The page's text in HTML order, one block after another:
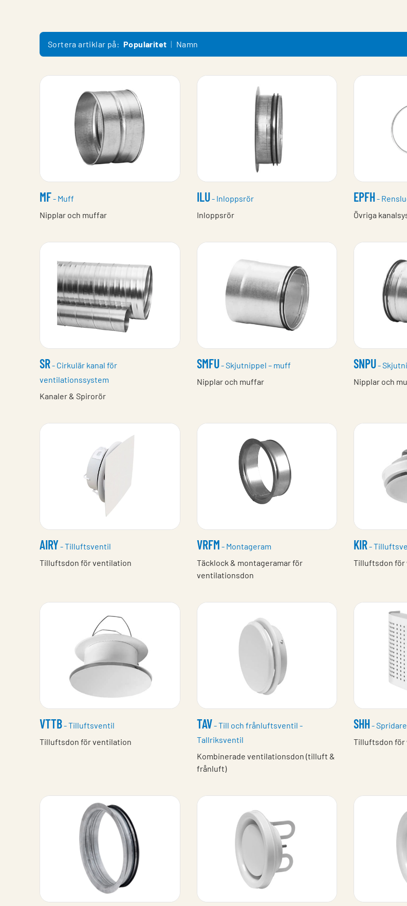
Sortera artiklar på: Popularitet Namn
MF- Muff
Nipplar och muffar
ILU- Inloppsrör
Inloppsrör
EPFH-
Övriga
SR- Cirkulär kanal för
ventilationssystem
Kanaler & Spirorör
SMFU- Skjutnippel – muff
Nipplar och muffar
SNPU-
Nipplar och
AIRY- Tilluftsventil
Tilluftsdon för ventilation
VRFM - Montageram
Täcklock & montageramar för
ventilationsdon
KIR-
Tilluftsdon för
VTTB- Tilluftsventil
Tilluftsdon för ventilation
TAV- Till och frånluftsventil -
Tallriksventil
Kombinerade ventilationsdon (tilluft &
frånluft)
SHH- Spridare
Tilluftsdon för